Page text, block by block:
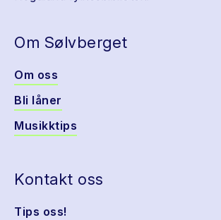
Om Sølvberget
Om oss
Bli låner
Musikktips
Kontakt oss
Tips oss!